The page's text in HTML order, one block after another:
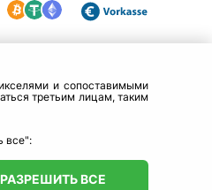
и сопоставимыми
третьим лицам, таким
все":
РАЗРЕШИТЬ ВСЕ